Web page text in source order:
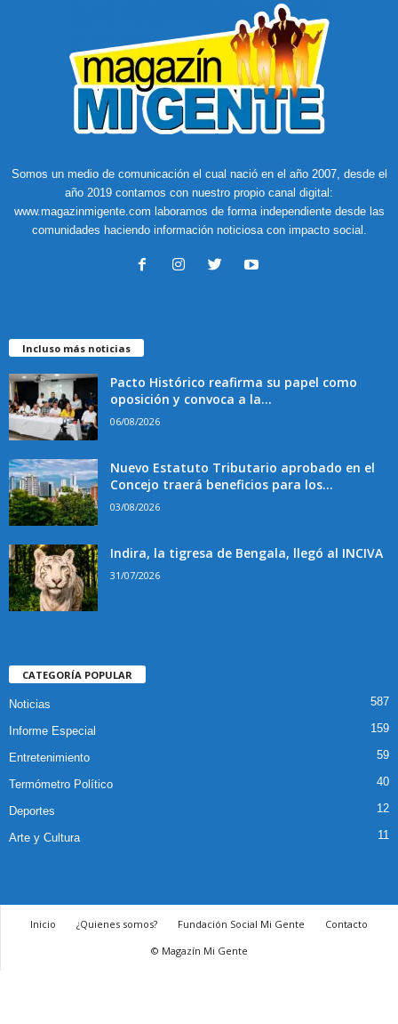
Somos un medio de comunicación el cual nació en el año 2007, desde el
año 2019 contamos con nuestro propio canal digital:
www.magazinmigente.com laboramos de forma independiente desde las
comunidades haciendo información noticiosa con impacto social.
Incluso más noticias
Pacto Histórico reafirma su papel como
oposición y convoca a la...
06/08/2026
Nuevo Estatuto Tributario aprobado en el
Concejo traerá beneficios para los...
03/08/2026
Indira, la tigresa de Bengala, llegó al INCIVA
31/07/2026
CATEGORÍA POPULAR
Noticias 587
Informe Especial 159
Entretenimiento 59
Termómetro Político 40
Deportes 12
Arte y Cultura 11
Inicio ¿Quienes somos? Fundación Social Mi Gente
Contacto
© Magazín Mi Gente